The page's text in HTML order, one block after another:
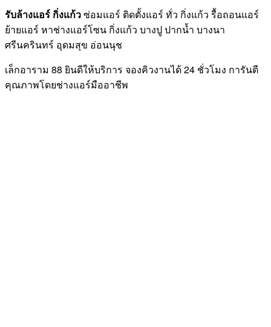
รับล้างแอร์ กิ่งแก้วซ่อมแอร์ ติดตั้งแอร์ ทั่ว กิ่งแก้ว รื้อถอนแอร์
ย้ายแอร์ หาช่างแอร์โซน กิ่งแก้ว บางปู ปากน้ำ บางนา
ศรีนครินทร์ อุดมสุข อ่อนนุช
เล็กอาราม 88 ยินดีให้บริการ จองคิวงานได้ 24 ชั่วโมง การันตี
คุณภาพโดยช่างแอร์มืออาชีพ